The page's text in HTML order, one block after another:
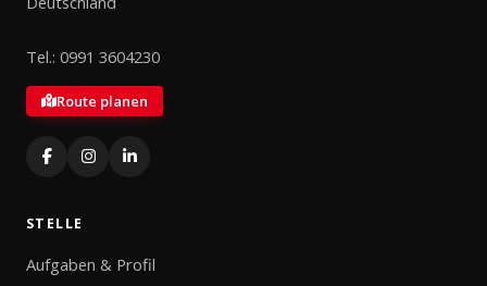
Tel.: 0991 3604230
Route planen
STELLE
Aufgaben & Profil